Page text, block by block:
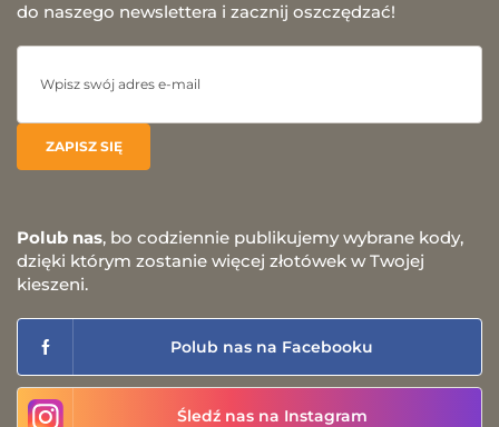
do naszego newslettera i zacznij oszczędzać!
Polub nas, bo codziennie publikujemy wybrane kody,
dzięki którym zostanie więcej złotówek w Twojej
kieszeni.
Polub nas na Facebooku
Śledź nas na Instagram